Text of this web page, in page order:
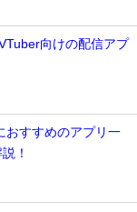
向けの配信アプ
おすすめのアプリ一
！